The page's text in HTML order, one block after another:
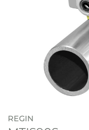
REGIN